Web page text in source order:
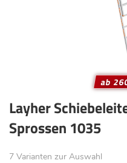
ab
Layher
Sprossen 1035
7 Varianten zur Auswahl